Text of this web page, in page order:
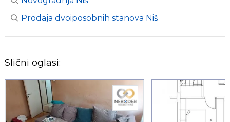
Prodaja dvoiposobnih stanova Niš
Slični oglasi: